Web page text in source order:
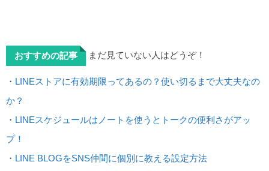
おすすめの記事 まだ見ていない人はどうぞ！
・ LINEストアに有効期限ってあるの？使い切るまで大丈夫なの
か？
・ LINEスケジュールはノートを使うとトークの便利さがアッ
プ！
・ LINE BLOGをSNS仲間に個別に教える設定方法